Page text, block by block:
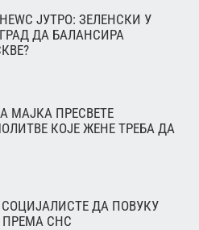
ЈУТРО: ЗЕЛЕНСКИ У
ДА БАЛАНСИРА
МАЈКА ПРЕСВЕТЕ
КОЈЕ ЖЕНЕ ТРЕБА ДА
ДА ПОВУКУ
ПРЕМА СНС